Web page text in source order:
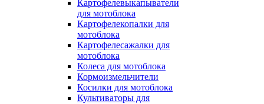
Картофелевыкапыватели
для мотоблока
Картофелекопалки для
мотоблока
Картофелесажалки для
мотоблока
Колеса для мотоблока
Кормоизмельчители
Косилки для мотоблока
Культиваторы для